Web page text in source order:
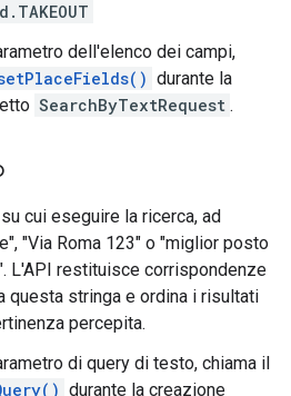
dell'elenco dei campi,
durante la
SearchByTextRequest .
cui eseguire la ricerca, ad
"Via Roma 123" o "miglior posto
L'API restituisce corrispondenze
questa stringa e ordina i risultati
percepita.
di query di testo, chiama il
durante la creazione